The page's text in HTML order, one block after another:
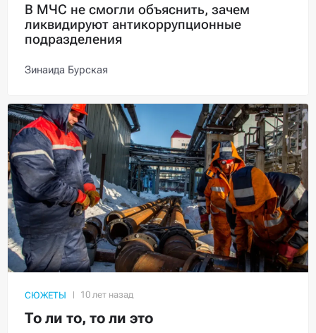
В МЧС не смогли объяснить, зачем
ликвидируют антикоррупционные
подразделения
Зинаида Бурская
СЮЖЕТЫ
То ли то, то ли это